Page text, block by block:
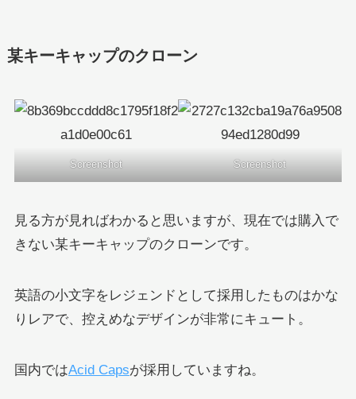
某キーキャップのクローン
Screenshot Screenshot
見る方が見ればわかると思いますが、現在では購入で
きない某キーキャップのクローンです。
英語の小文字をレジェンドとして採用したものはかな
りレアで、控えめなデザインが非常にキュート。
国内ではAcid Capsが採用していますね。